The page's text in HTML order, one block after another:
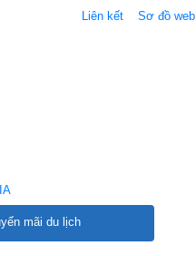
Liên kết Sơ đồ web
mãi du lịch